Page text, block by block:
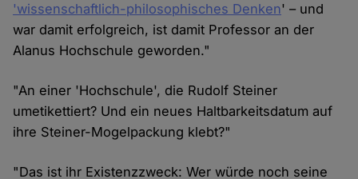
'wissenschaftlich-philosophisches Denken' – und
war damit erfolgreich, ist damit Professor an der
Alanus Hochschule geworden."
"An einer 'Hochschule', die Rudolf Steiner
umetikettiert? Und ein neues Haltbarkeitsdatum auf
ihre Steiner-Mogelpackung klebt?"
"Das ist ihr Existenzzweck: Wer würde noch seine